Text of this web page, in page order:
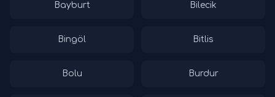
Bayburt Bilecik
Bingöl Bitlis
Bolu Burdur